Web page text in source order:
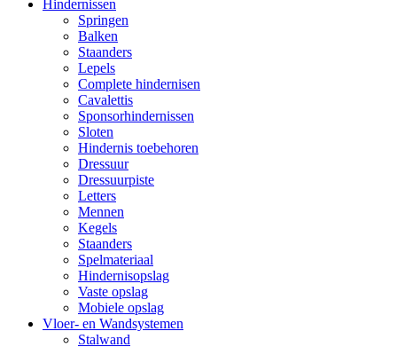
Hindernissen
Springen
Balken
Staanders
Lepels
Complete hindernisen
Cavalettis
Sponsorhindernissen
Sloten
Hindernis toebehoren
Dressuur
Dressuurpiste
Letters
Mennen
Kegels
Staanders
Spelmateriaal
Hindernisopslag
Vaste opslag
Mobiele opslag
Vloer- en Wandsystemen
Stalwand